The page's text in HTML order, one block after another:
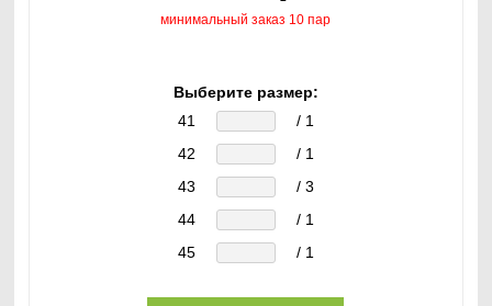
минимальный заказ 10 пар
Выберите размер:
41
/ 1
42
/ 1
43
/ 3
44
/ 1
45
/ 1